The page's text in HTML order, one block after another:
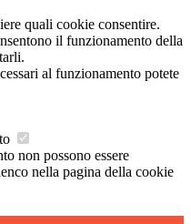
quali cookie consentire.
il funzionamento della
al funzionamento potete
non possono essere
nella pagina della cookie